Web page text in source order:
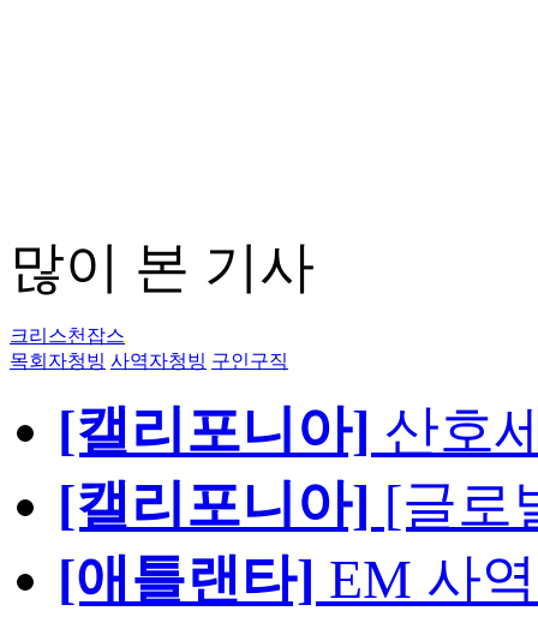
많이 본 기사
크리스천잡스
목회자청빙 사역자청빙 구인구직
[캘리포니아] 산호
[캘리포니아] [글로
[애틀랜타] EM 사